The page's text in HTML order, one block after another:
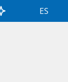
ES